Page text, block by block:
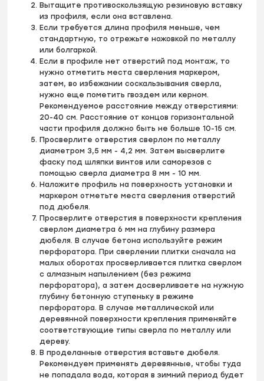
Вытащите противоскользящую резиновую вставку
из профиля, если она вставлена.
Если требуется длина профиля меньше, чем
стандартную, то отрежьте ножовкой по металлу
или болгаркой.
Если в профиле нет отверстий под монтаж, то
нужно отметить места сверления маркером,
затем, во избежании соскальзывания сверла,
нужно еще пометить гвоздем или керном.
Рекомендуемое расстояние между отверстиями:
20-40 см. Расстояние от концов горизонтальной
части профиля должно быть не больше 10-15 см.
Просверлите отверстия сверлом по металлу
диаметром 3,5 мм - 4,2 мм. Затем высверлите
фаску под шляпки винтов или саморезов с
помощью сверла диаметра 8 мм - 10 мм.
Наложите профиль на поверхность установки и
маркером отметьте места сверления отверстий
под дюбеля.
Просверлите отверстия в поверхности крепления
сверлом диаметра 6 мм на глубину размера
дюбеля. В случае бетона используйте режим
перфоратора. При сверлении плитки сначала на
малых оборотах просверливается плитка сверлом
с алмазным напылением (без режима
перфоратора), а затем досверливаете на нужную
глубину бетонную ступеньку в режиме
перфоратора. В случае металлической или
деревянной поверхности крепления применяйте
соответствующие типы сверла по металлу или
дереву.
В проделанные отверстия вставьте дюбеля.
Рекомендуем применять деревянные, чтобы туда
не попадала вода, которая в зимний период будет